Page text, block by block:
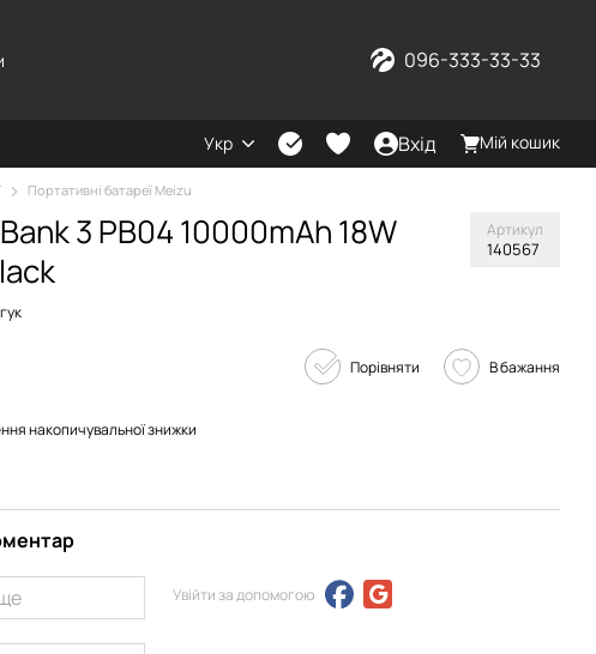
096-333-33-33
Укр Вхід Мій кошик
Портативні батареї Meizu
3 PB04 10000mAh 18W
Артикул
140567
Порівняти В бажання
накопичувальної знижки
Увійти за допомогою